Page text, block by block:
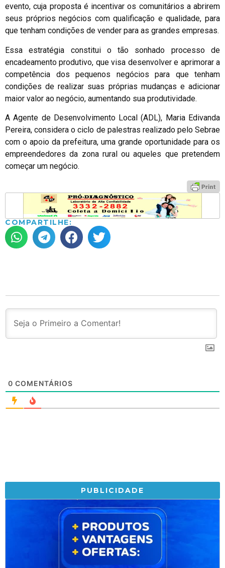
evento, cuja proposta é incentivar os comunitários a abrirem
seus próprios negócios com qualificação e qualidade, para
que tenham condições de vender para as grandes empresas.
Essa estratégia constitui o tão sonhado processo de
encadeamento produtivo, que visa desenvolver e aprimorar a
competência dos pequenos negócios para que tenham
condições de realizar suas próprias mudanças e adicionar
maior valor ao negócio, aumentando sua produtividade.
A Agente de Desenvolvimento Local (ADL), Maria Edivanda
Pereira, considera o ciclo de palestras realizado pelo Sebrae
com o apoio da prefeitura, uma grande oportunidade para os
empreendedores da zona rural ou aqueles que pretendem
começar um negócio.
COMPARTILHE:
0 COMENTÁRIOS
PUBLICIDADE